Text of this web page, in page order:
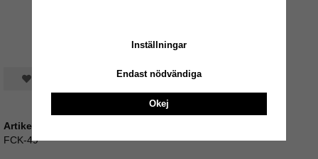
Spara som favorit
Artikelnummer:
FCK-49
Inställningar
Endast nödvändiga
Okej